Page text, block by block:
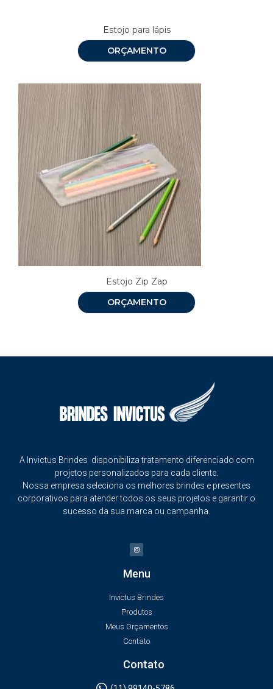
Estojo para lápis
ORÇAMENTO
Estojo Zip Zap
ORÇAMENTO
A Invictus Brindes disponibiliza tratamento diferenciado com
projetos personalizados para cada cliente.
Nossa empresa seleciona os melhores brindes e presentes
corporativos para atender todos os seus projetos e garantir o
sucesso da sua marca ou campanha.
Menu
Invictus Brindes
Produtos
Meus Orçamentos
Contato
Contato